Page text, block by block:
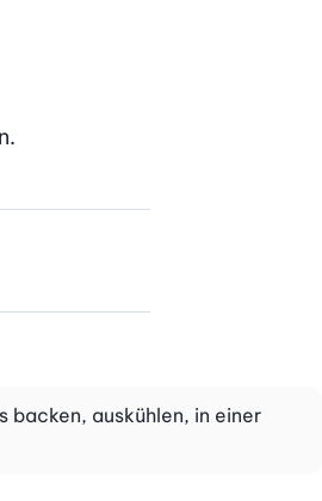
backen, auskühlen, in einer